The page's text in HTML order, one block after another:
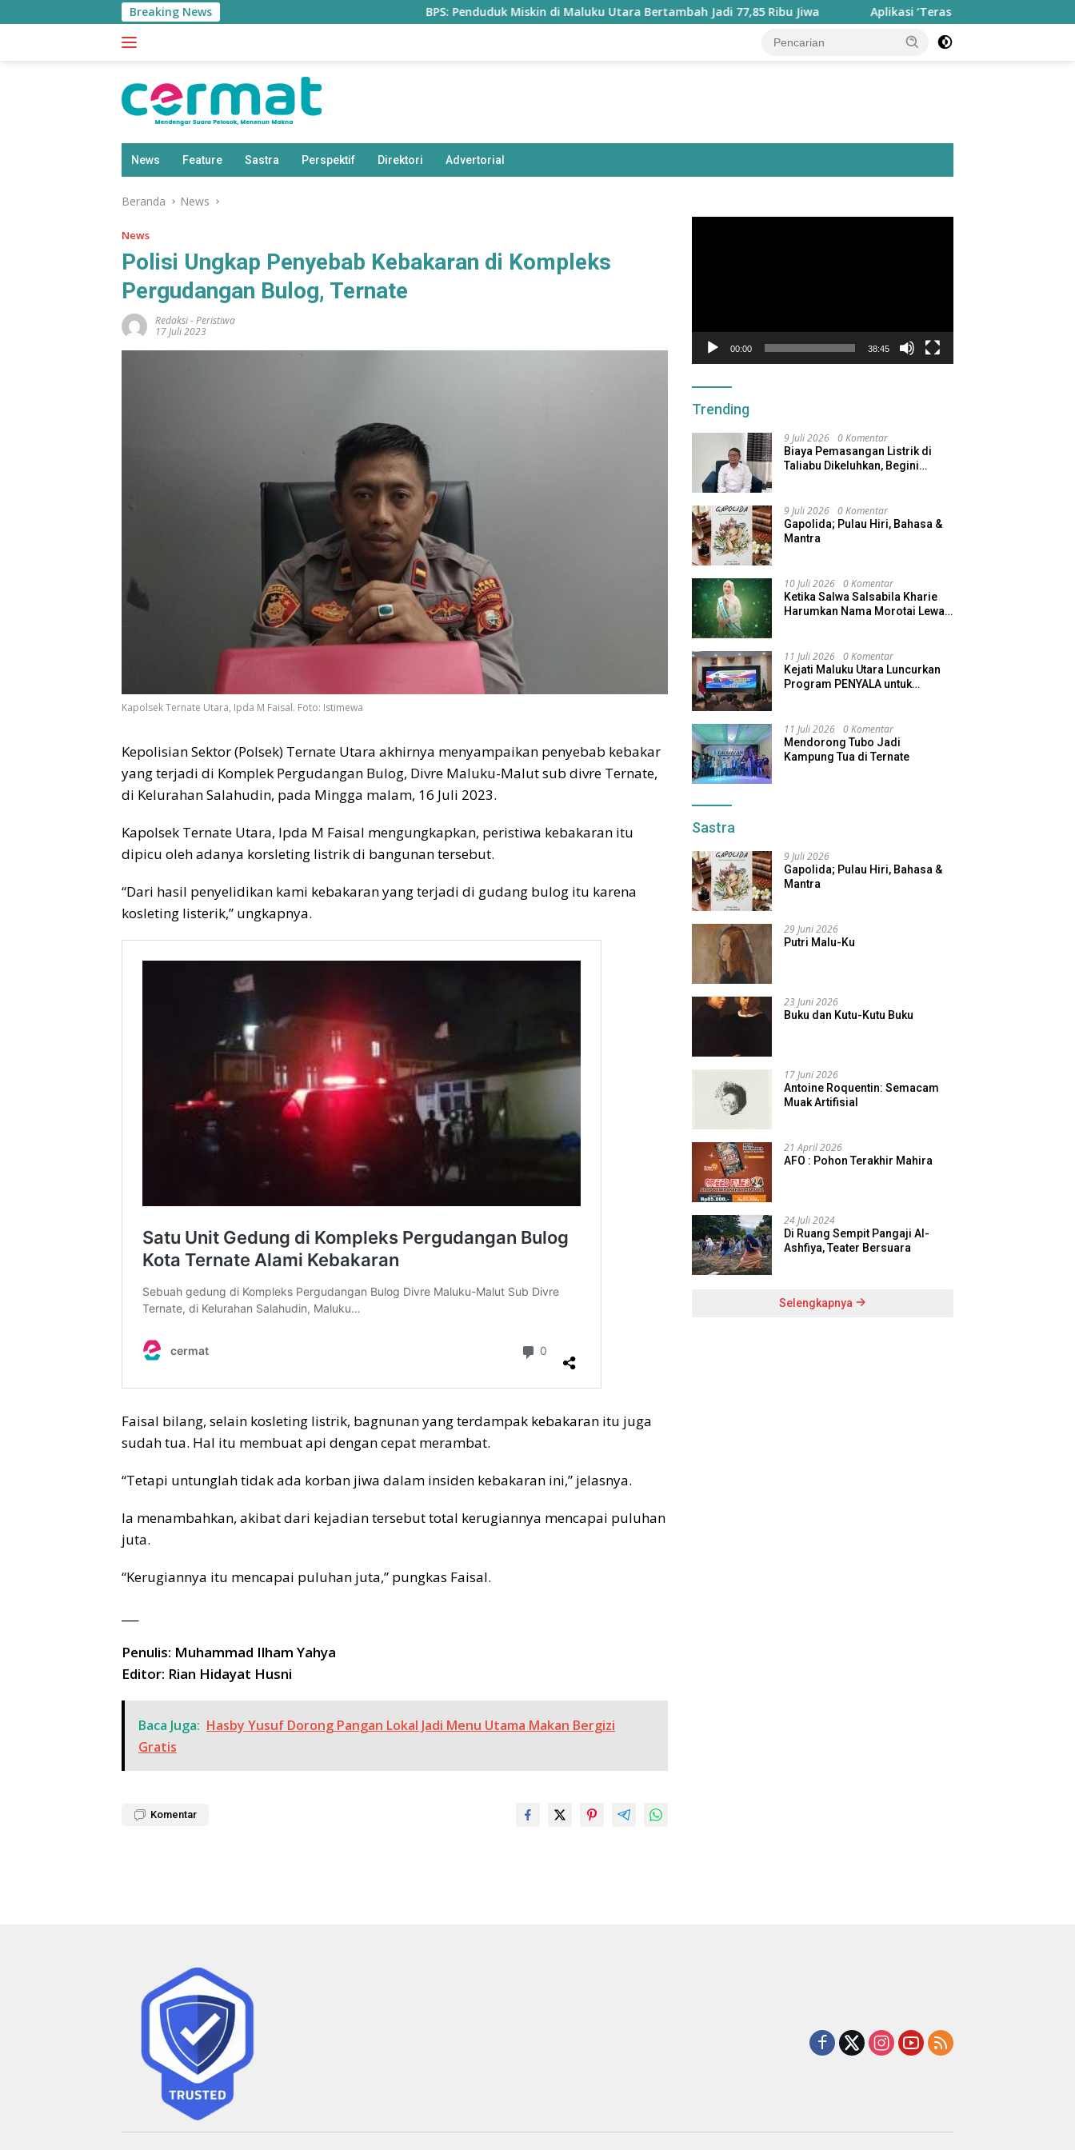
ke
Breaking News BPS: Penduduk Miskin di Maluku Utara Bertambah Jadi 77,85 Ribu Jiwa Aplikasi ‘Teras Pendidikan’ Disiapkan untuk
News Feature Sastra Perspektif Direktori Advertorial
Beranda News
News
Polisi Ungkap Penyebab Kebakaran di Kompleks
Pergudangan Bulog, Ternate
Redaksi-Peristiwa
17 Juli 2023
Kapolsek Ternate Utara, Ipda M Faisal. Foto: Istimewa
Kepolisian Sektor (Polsek) Ternate Utara akhirnya menyampaikan penyebab kebakar
yang terjadi di Komplek Pergudangan Bulog, Divre Maluku-Malut sub divre Ternate,
di Kelurahan Salahudin, pada Mingga malam, 16 Juli 2023.
Kapolsek Ternate Utara, Ipda M Faisal mengungkapkan, peristiwa kebakaran itu
dipicu oleh adanya korsleting listrik di bangunan tersebut.
“Dari hasil penyelidikan kami kebakaran yang terjadi di gudang bulog itu karena
kosleting listerik,” ungkapnya.
Faisal bilang, selain kosleting listrik, bagnunan yang terdampak kebakaran itu juga
sudah tua. Hal itu membuat api dengan cepat merambat.
“Tetapi untunglah tidak ada korban jiwa dalam insiden kebakaran ini,” jelasnya.
Ia menambahkan, akibat dari kejadian tersebut total kerugiannya mencapai puluhan
juta.
“Kerugiannya itu mencapai puluhan juta,” pungkas Faisal.
Penulis: Muhammad Ilham Yahya
Editor: Rian Hidayat Husni
Baca Juga: Hasby Yusuf Dorong Pangan Lokal Jadi Menu Utama Makan Bergizi
Gratis
Komentar
00:00 38:45
Trending
9 Juli 2026 0 Komentar
Biaya Pemasangan Listrik di
Taliabu Dikeluhkan, Begini
9 Juli 2026 0 Komentar
Gapolida; Pulau Hiri, Bahasa &
Mantra
10 Juli 2026 0 Komentar
Ketika Salwa Salsabila Kharie
Harumkan Nama Morotai Lewat
11 Juli 2026 0 Komentar
Kejati Maluku Utara Luncurkan
Program PENYALA untuk
11 Juli 2026 0 Komentar
Mendorong Tubo Jadi
Kampung Tua di Ternate
Sastra
9 Juli 2026
Gapolida; Pulau Hiri, Bahasa &
Mantra
29 Juni 2026
Putri Malu-Ku
23 Juni 2026
Buku dan Kutu-Kutu Buku
17 Juni 2026
Antoine Roquentin: Semacam
Muak Artifisial
21 April 2026
AFO : Pohon Terakhir Mahira
24 Juli 2024
Di Ruang Sempit Pangaji Al-
Ashfiya, Teater Bersuara
Selengkapnya